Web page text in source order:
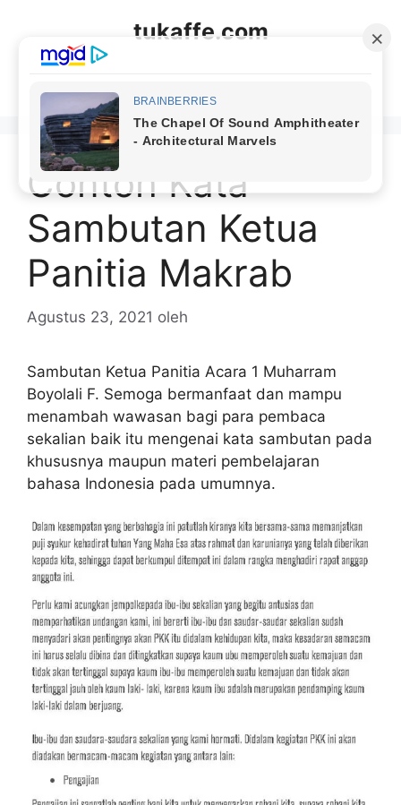
tukaffe.com
Contoh Kata
Sambutan Ketua
Panitia Makrab
Agustus 23, 2021 oleh
Sambutan Ketua Panitia Acara 1 Muharram
Boyolali F. Semoga bermanfaat dan mampu
menambah wawasan bagi para pembaca
sekalian baik itu mengenai kata sambutan pada
khususnya maupun materi pembelajaran
bahasa Indonesia pada umumnya.